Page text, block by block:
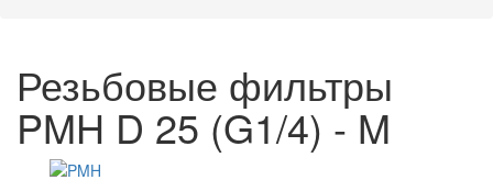
Резьбовые фильтры
PMH D 25 (G1/4) - M